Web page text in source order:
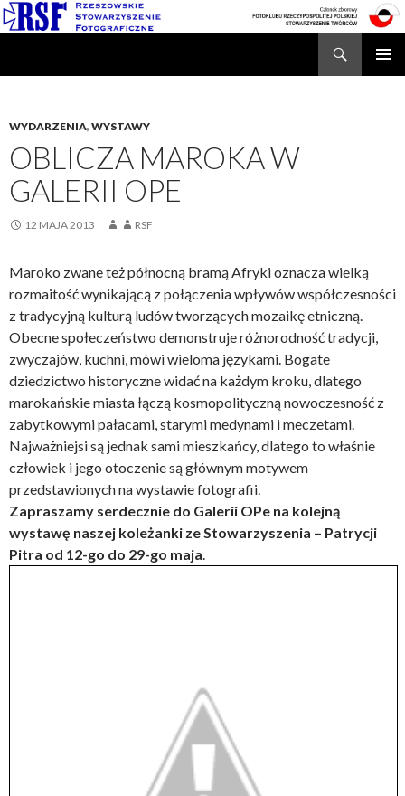
WYDARZENIA, WYSTAWY
OBLICZA MAROKA W
GALERII OPE
12 MAJA 2013 RSF
Maroko zwane też północną bramą Afryki oznacza wielką
rozmaitość wynikającą z połączenia wpływów współczesności
z tradycyjną kulturą ludów tworzących mozaikę etniczną.
Obecne społeczeństwo demonstruje różnorodność tradycji,
zwyczajów, kuchni, mówi wieloma językami. Bogate
dziedzictwo historyczne widać na każdym kroku, dlatego
marokańskie miasta łączą kosmopolityczną nowoczesność z
zabytkowymi pałacami, starymi medynami i meczetami.
Najważniejsi są jednak sami mieszkańcy, dlatego to właśnie
człowiek i jego otoczenie są głównym motywem
przedstawionych na wystawie fotografii.
Zapraszamy serdecznie do Galerii OPe na kolejną
wystawę naszej koleżanki ze Stowarzyszenia – Patrycji
Pitra od 12-go do 29-go maja